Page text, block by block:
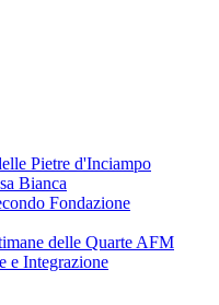
Pietre d'Inciampo
Bianca
Fondazione
delle Quarte AFM
e Integrazione